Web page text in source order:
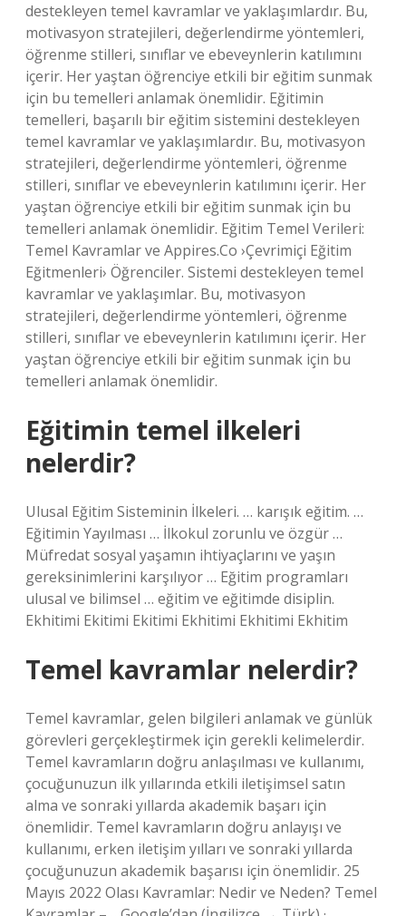
destekleyen temel kavramlar ve yaklaşımlardır. Bu,
motivasyon stratejileri, değerlendirme yöntemleri,
öğrenme stilleri, sınıflar ve ebeveynlerin katılımını
içerir. Her yaştan öğrenciye etkili bir eğitim sunmak
için bu temelleri anlamak önemlidir. Eğitimin
temelleri, başarılı bir eğitim sistemini destekleyen
temel kavramlar ve yaklaşımlardır. Bu, motivasyon
stratejileri, değerlendirme yöntemleri, öğrenme
stilleri, sınıflar ve ebeveynlerin katılımını içerir. Her
yaştan öğrenciye etkili bir eğitim sunmak için bu
temelleri anlamak önemlidir. Eğitim Temel Verileri:
Temel Kavramlar ve Appires.Co ›Çevrimiçi Eğitim
Eğitmenleri› Öğrenciler. Sistemi destekleyen temel
kavramlar ve yaklaşımlar. Bu, motivasyon
stratejileri, değerlendirme yöntemleri, öğrenme
stilleri, sınıflar ve ebeveynlerin katılımını içerir. Her
yaştan öğrenciye etkili bir eğitim sunmak için bu
temelleri anlamak önemlidir.
Eğitimin temel ilkeleri
nelerdir?
Ulusal Eğitim Sisteminin İlkeleri. … karışık eğitim. …
Eğitimin Yayılması … İlkokul zorunlu ve özgür …
Müfredat sosyal yaşamın ihtiyaçlarını ve yaşın
gereksinimlerini karşılıyor … Eğitim programları
ulusal ve bilimsel … eğitim ve eğitimde disiplin.
Ekhitimi Ekitimi Ekitimi Ekhitimi Ekhitimi Ekhitim
Temel kavramlar nelerdir?
Temel kavramlar, gelen bilgileri anlamak ve günlük
görevleri gerçekleştirmek için gerekli kelimelerdir.
Temel kavramların doğru anlaşılması ve kullanımı,
çocuğunuzun ilk yıllarında etkili iletişimsel satın
alma ve sonraki yıllarda akademik başarı için
önemlidir. Temel kavramların doğru anlayışı ve
kullanımı, erken iletişim yılları ve sonraki yıllarda
çocuğunuzun akademik başarısı için önemlidir. 25
Mayıs 2022 Olası Kavramlar: Nedir ve Neden? Temel